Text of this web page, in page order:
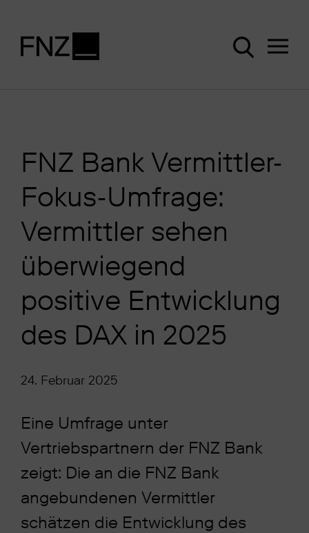
FNZ Bank Vermittler-
Fokus-Umfrage:
Vermittler sehen
überwiegend
positive Entwicklung
des DAX in 2025
24. Februar 2025
Eine Umfrage unter
Vertriebspartnern der FNZ Bank
zeigt: Die an die FNZ Bank
angebundenen Vermittler
schätzen die Entwicklung des